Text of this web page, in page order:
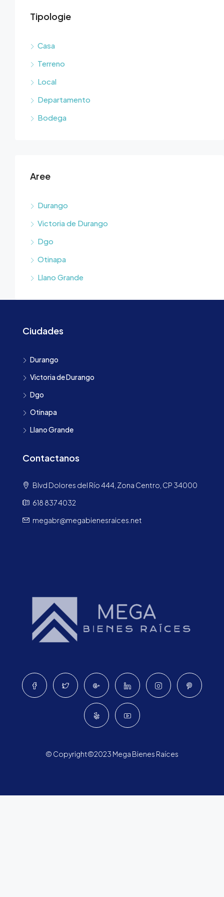
Tipologie
Casa
Terreno
Local
Departamento
Bodega
Aree
Durango
Victoria de Durango
Dgo
Otinapa
Llano Grande
Ciudades
Durango
Victoria de Durango
Dgo
Otinapa
Llano Grande
Contactanos
Blvd Dolores del Río 444, Zona Centro, CP 34000
618 837 4032
megabr@megabienesraices.net
© Copyright©2023 Mega Bienes Raíces